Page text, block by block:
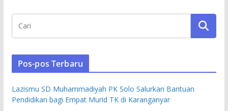
Pos-pos Terbaru
Lazismu SD Muhammadiyah PK Solo Salurkan Bantuan
Pendidikan bagi Empat Murid TK di Karanganyar